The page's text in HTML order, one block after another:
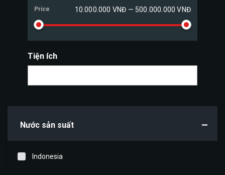
Price 10.000.000 VNĐ — 500.000.000 VNĐ
Tiện ích
Nước sản suất
Indonesia